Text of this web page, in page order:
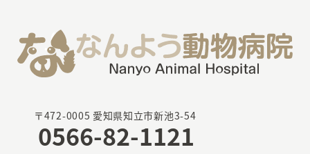
〒472-0005 愛知県知立市新池3-54
0566-82-1121